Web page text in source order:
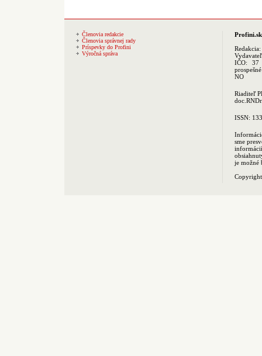
Členovia redakcie
Členovia správnej rady
Príspevky do Profini
Výročná správa
Profini.sk
Redakcia:
IČO: 37
NO
Riaditeľ
ISSN:
sme
je možné